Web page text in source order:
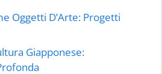
Oggetti D’Arte: Progetti
Giapponese: